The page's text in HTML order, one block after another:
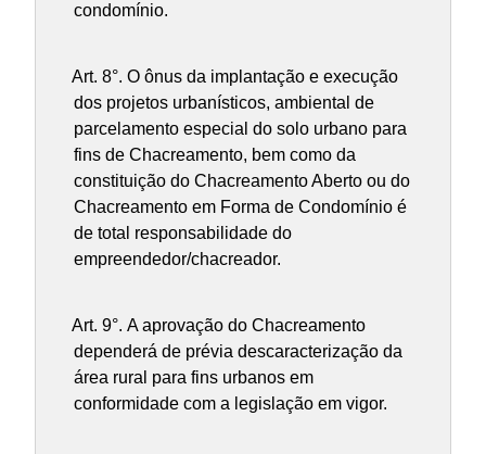
condomínio.
Art. 8°.O ônus da implantação e execução
dos projetos urbanísticos, ambiental de
parcelamento especial do solo urbano para
fins de Chacreamento, bem como da
constituição do Chacreamento Aberto ou do
Chacreamento em Forma de Condomínio é
de total responsabilidade do
empreendedor/chacreador.
Art. 9°. A aprovação do Chacreamento
dependerá de prévia descaracterização da
área rural para fins urbanos em
conformidade com a legislação em vigor.